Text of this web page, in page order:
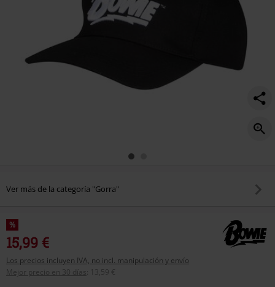
Ver más de la categoría "Gorra"
%
15,99 €
Los precios incluyen IVA, no incl. manipulación y envío
Mejor precio en 30 días
13,59 €